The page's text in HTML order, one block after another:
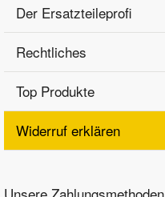
Der Ersatzteileprofi
Rechtliches
Top Produkte
Widerruf erklären